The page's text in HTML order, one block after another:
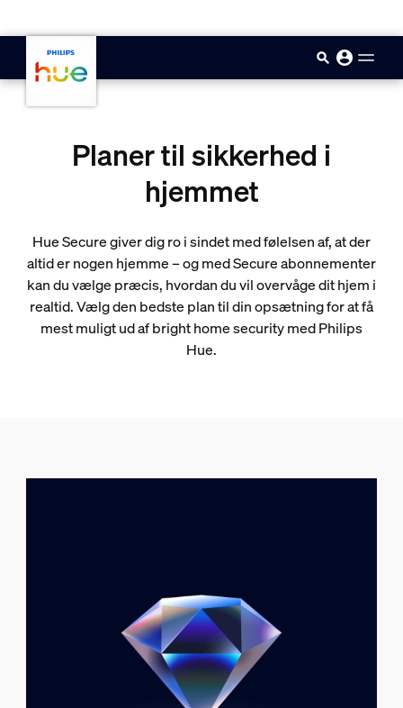
Planer til sikkerhed i
hjemmet
Hue Secure giver dig ro i sindet med følelsen af, at der
altid er nogen hjemme – og med Secure abonnementer
kan du vælge præcis, hvordan du vil overvåge dit hjem i
realtid. Vælg den bedste plan til din opsætning for at få
mest muligt ud af bright home security med Philips
Hue.